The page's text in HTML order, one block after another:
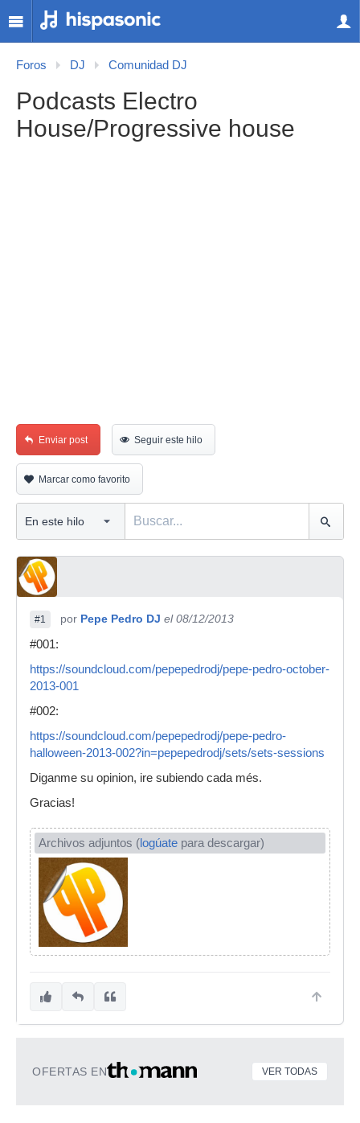
Foros DJ Comunidad DJ
Podcasts Electro
House/Progressive house
Enviar post Seguir este hilo
Marcar como favorito
#1 por Pepe Pedro DJ el 08/12/2013
#001:
https://soundcloud.com/pepepedrodj/pepe-pedro-october-
2013-001
#002:
https://soundcloud.com/pepepedrodj/pepe-pedro-
halloween-2013-002?in=pepepedrodj/sets/sets-sessions
Diganme su opinion, ire subiendo cada més.
Gracias!
Archivos adjuntos (logúate para descargar)
OFERTAS EN VER TODAS